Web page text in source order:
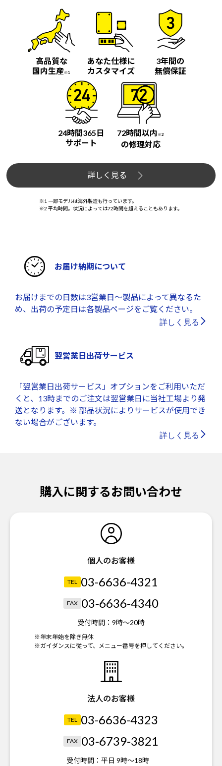
高品質な
国内生産※1
あなた仕様に
カスタマイズ
3年間の
無償保証
24時間365日
サポート
72時間以内 ※2
の修理対応
詳しく見る
※1 一部モデルは海外製造も行っています。
※2 平均時間。状況によっては72時間を超えることもあります。
お届け納期について
お届けまでの日数は3営業日～製品によって異なるた
め、出荷の予定日は各製品ページをご覧ください。
詳しく見る
翌営業日出荷サービス
「翌営業日出荷サービス」オプションをご利用いただ
くと、13時までのご注文は翌営業日に当社工場より発
送となります。※ 部品状況によりサービスが使用でき
ない場合がございます。
詳しく見る
購入に関するお問い合わせ
個人のお客様
TEL 03-6636-4321
FAX 03-6636-4340
受付時間： 9時～20時
※年末年始を除き無休
※ガイダンスに従って、メニュー番号を押してください。
法人のお客様
TEL 03-6636-4323
FAX 03-6739-3821
受付時間： 平日 9時～18時